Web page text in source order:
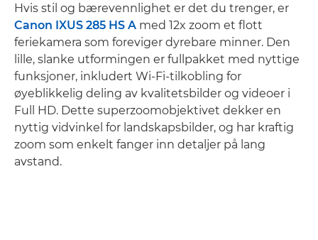
Hvis stil og bærevennlighet er det du trenger, er
Canon IXUS 285 HS A med 12x zoom et flott
feriekamera som foreviger dyrebare minner. Den
lille, slanke utformingen er fullpakket med nyttige
funksjoner, inkludert Wi-Fi-tilkobling for
øyeblikkelig deling av kvalitetsbilder og videoer i
Full HD. Dette superzoomobjektivet dekker en
nyttig vidvinkel for landskapsbilder, og har kraftig
zoom som enkelt fanger inn detaljer på lang
avstand.